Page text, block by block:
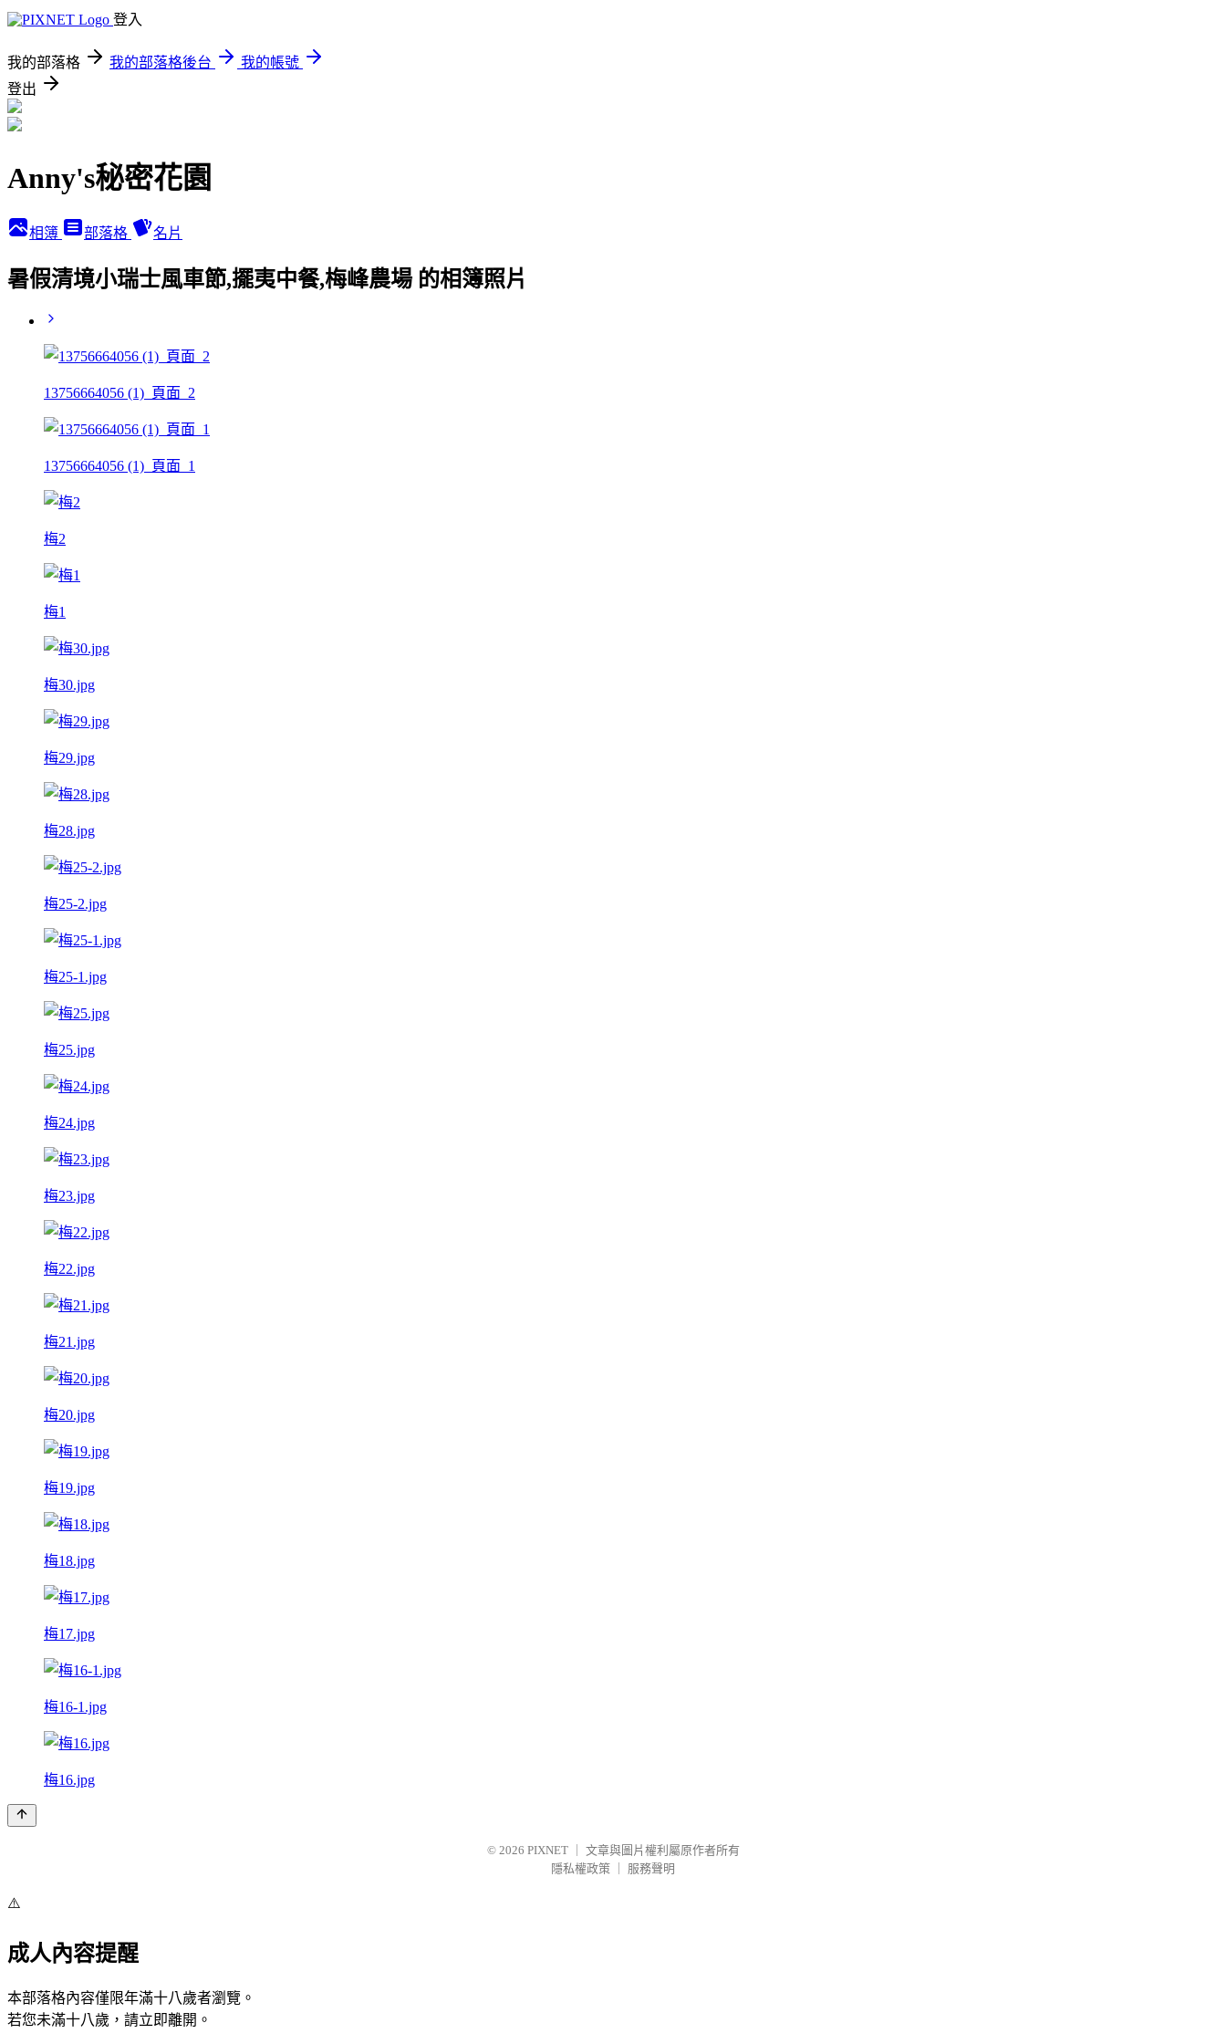
登入
我的部落格 我的部落格後台
我的帳號
登出
Anny's秘密花園
相簿 部落格 名片
暑假清境小瑞士風車節,擺夷中餐,梅峰農場 的相簿照片
13756664056 (1)_頁面_2
13756664056 (1)_頁面_1
梅2
梅1
梅30.jpg
梅29.jpg
梅28.jpg
梅25-2.jpg
梅25-1.jpg
梅25.jpg
梅24.jpg
梅23.jpg
梅22.jpg
梅21.jpg
梅20.jpg
梅19.jpg
梅18.jpg
梅17.jpg
梅16-1.jpg
梅16.jpg
© 2026 PIXNET
文章與圖片權利屬原作者所有
隱私權政策
服務聲明
⚠️
成人內容提醒
本部落格內容僅限年滿十八歲者瀏覽。
若您未滿十八歲，請立即離開。